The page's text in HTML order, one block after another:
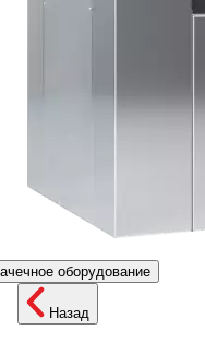
оборудование
Назад